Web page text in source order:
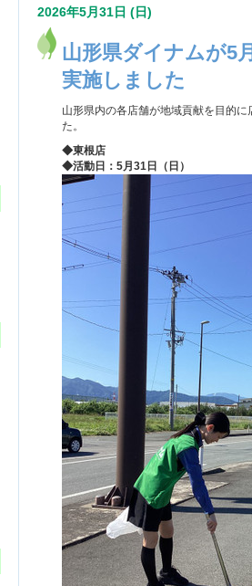
2026年5月31日 (日)
山形県ダイナムが5
実施しました
山形県内の各店舗が地域貢献を目的
た。
◆東根店
◆活動日：5月31 日（日）